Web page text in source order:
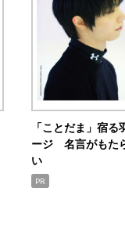
「ことだま」宿
ージ 名言がもた
い
PR